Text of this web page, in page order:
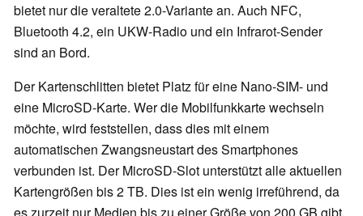
bietet nur die veraltete 2.0-Variante an. Auch NFC,
Bluetooth 4.2, ein UKW-Radio und ein Infrarot-Sender
sind an Bord.
Der Kartenschlitten bietet Platz für eine Nano-SIM- und
eine MicroSD-Karte. Wer die Mobilfunkkarte wechseln
möchte, wird feststellen, dass dies mit einem
automatischen Zwangsneustart des Smartphones
verbunden ist. Der MicroSD-Slot unterstützt alle aktuellen
Kartengrößen bis 2 TB. Dies ist ein wenig irreführend, da